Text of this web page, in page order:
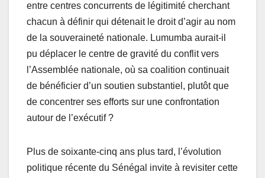
entre centres concurrents de légitimité cherchant
chacun à définir qui détenait le droit d’agir au nom
de la souveraineté nationale. Lumumba aurait-il
pu déplacer le centre de gravité du conflit vers
l’Assemblée nationale, où sa coalition continuait
de bénéficier d’un soutien substantiel, plutôt que
de concentrer ses efforts sur une confrontation
autour de l’exécutif ?
Plus de soixante-cinq ans plus tard, l’évolution
politique récente du Sénégal invite à revisiter cette